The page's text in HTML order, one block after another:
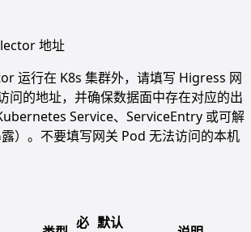
地址
运行在 K8s 集群外，请填写 Higress 网
问的地址，并确保数据面中存在对应的出
Service、ServiceEntry 或可解
）。不要填写网关 Pod 无法访问的本机
必 默认